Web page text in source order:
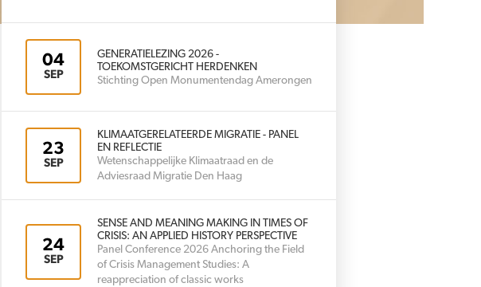
04
SEP
GENERATIELEZING 2026 -
TOEKOMSTGERICHT HERDENKEN
Stichting Open Monumentendag Amerongen
23
SEP
KLIMAATGERELATEERDE MIGRATIE - PANEL
EN REFLECTIE
Wetenschappelijke Klimaatraad en de
Adviesraad Migratie Den Haag
24
SEP
SENSE AND MEANING MAKING IN TIMES OF
CRISIS: AN APPLIED HISTORY PERSPECTIVE
Panel Conference 2026 Anchoring the Field
of Crisis Management Studies: A
reappreciation of classic works